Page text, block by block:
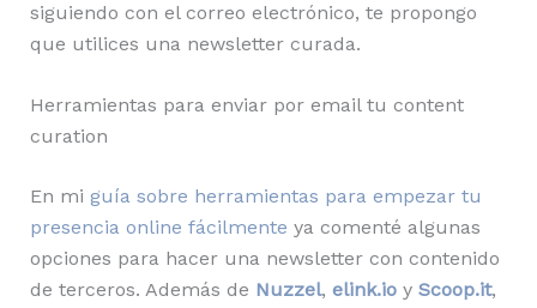
siguiendo con el correo electrónico, te propongo
que utilices una newsletter curada.
Herramientas para enviar por email tu content
curation
En mi guía sobre herramientas para empezar tu
presencia online fácilmente ya comenté algunas
opciones para hacer una newsletter con contenido
de terceros. Además de Nuzzel, elink.ioy Scoop.it,